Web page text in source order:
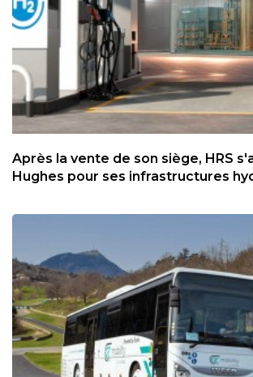
Après la vente de son siège, HRS
Hughes pour ses infrastructures